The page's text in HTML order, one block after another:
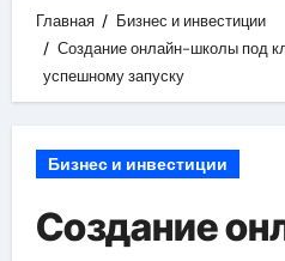
Главная
Бизнес и инвестиции
Создание онлайн-школы под
успешному запуску
Бизнес и инвестиции
Создание